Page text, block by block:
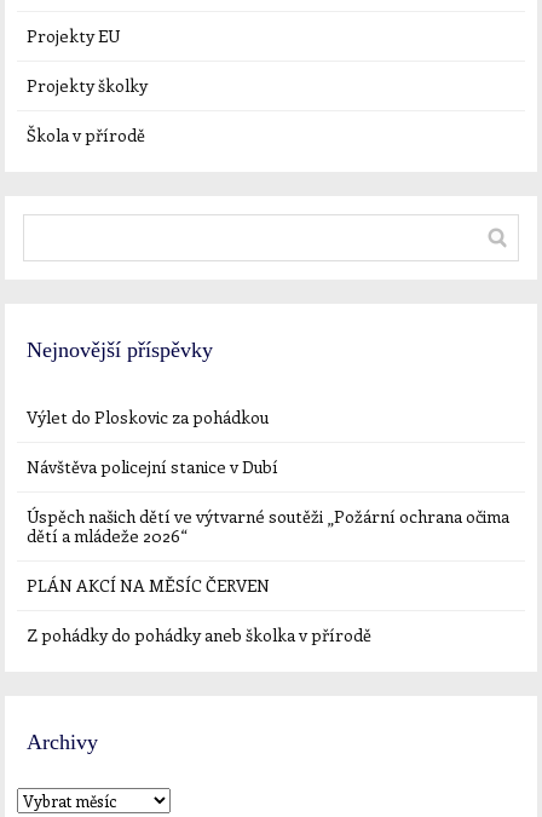
Projekty EU
Projekty školky
Škola v přírodě
Nejnovější příspěvky
Výlet do Ploskovic za pohádkou
Návštěva policejní stanice v Dubí
Úspěch našich dětí ve výtvarné soutěži „Požární ochrana očima
dětí a mládeže 2026“
PLÁN AKCÍ NA MĚSÍC ČERVEN
Z pohádky do pohádky aneb školka v přírodě
Archivy